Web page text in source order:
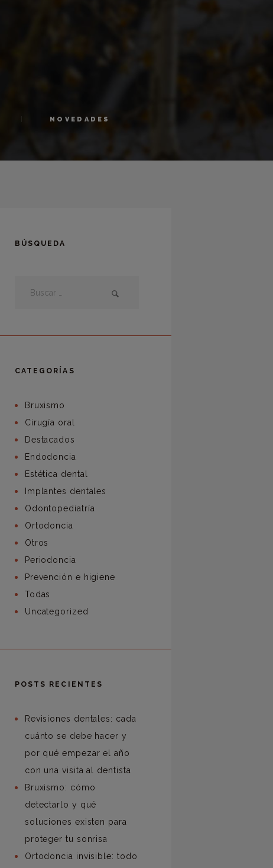
NOVEDADES
BÚSQUEDA
CATEGORÍAS
Bruxismo
Cirugía oral
Destacados
Endodoncia
Estética dental
Implantes dentales
Odontopediatría
Ortodoncia
Otros
Periodoncia
Prevención e higiene
Todas
Uncategorized
POSTS RECIENTES
Revisiones dentales: cada
cuánto se debe hacer y
por qué empezar el año
con una visita al dentista
Bruxismo: cómo
detectarlo y qué
soluciones existen para
proteger tu sonrisa
Ortodoncia invisible: todo